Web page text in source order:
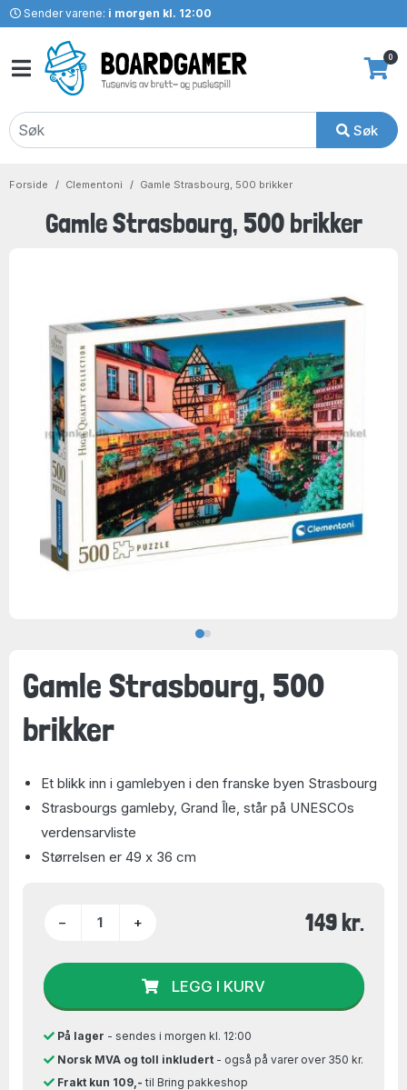
Sender varene: i morgen kl. 12:00
Søk
0
Forside Clementoni Gamle Strasbourg, 500 brikker
Gamle Strasbourg, 500 brikker
Gamle Strasbourg, 500
brikker
Et blikk inn i gamlebyen i den franske byen Strasbourg
Strasbourgs gamleby, Grand Île, står på UNESCOs
verdensarvliste
Størrelsen er 49 x 36 cm
− + 149 kr.
LEGG I KURV
På lager - sendes i morgen kl. 12:00
Norsk MVA og toll inkludert- også på varer over 350 kr.
Frakt kun 109,- til Bring pakkeshop